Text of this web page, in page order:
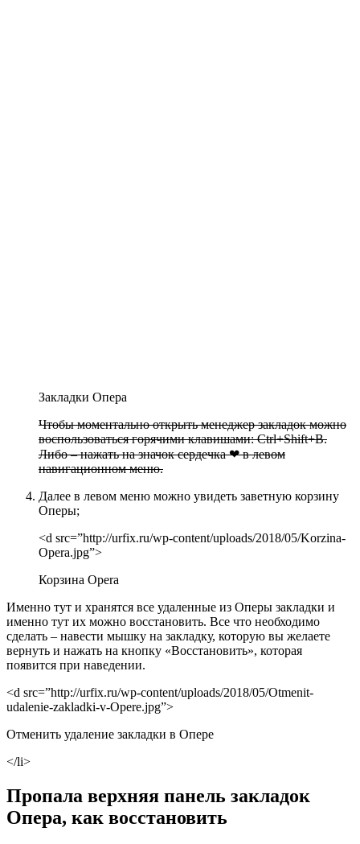
Закладки Опера
Чтобы моментально открыть менеджер закладок можно
воспользоваться горячими клавишами: Ctrl+Shift+B.
Либо – нажать на значок сердечка ❤ в левом
навигационном меню.
Далее в левом меню можно увидеть заветную корзину
Оперы;
<d src=”http://urfix.ru/wp-content/uploads/2018/05/Korzina-
Opera.jpg”>
Корзина Opera
Именно тут и хранятся все удаленные из Оперы закладки и
именно тут их можно восстановить. Все что необходимо
сделать – навести мышку на закладку, которую вы желаете
вернуть и нажать на кнопку «Восстановить», которая
появится при наведении.
<d src=”http://urfix.ru/wp-content/uploads/2018/05/Otmenit-
udalenie-zakladki-v-Opere.jpg”>
Отменить удаление закладки в Опере
</li>
Пропала верхняя панель закладок
Опера, как восстановить